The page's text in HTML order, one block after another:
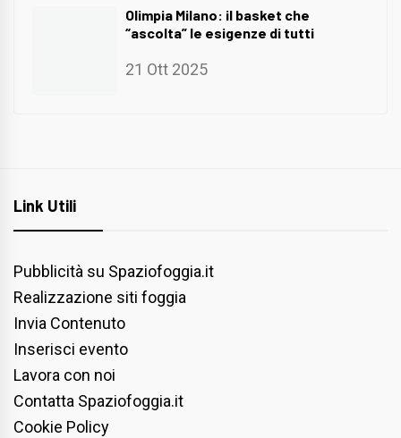
Olimpia Milano: il basket che
“ascolta” le esigenze di tutti
21 Ott 2025
Link Utili
Pubblicità su Spaziofoggia.it
Realizzazione siti foggia
Invia Contenuto
Inserisci evento
Lavora con noi
Contatta Spaziofoggia.it
Cookie Policy